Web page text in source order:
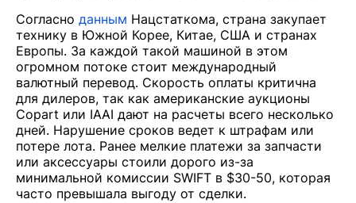
Согласно данным Нацстаткома, страна закупает
технику в Южной Корее, Китае, США и странах
Европы. За каждой такой машиной в этом
огромном потоке стоит международный
валютный перевод. Скорость оплаты критична
для дилеров, так как американские аукционы
Copart или IAAI дают на расчеты всего несколько
дней. Нарушение сроков ведет к штрафам или
потере лота. Ранее мелкие платежи за запчасти
или аксессуары стоили дорого из-за
минимальной комиссии SWIFT в $30-50, которая
часто превышала выгоду от сделки.